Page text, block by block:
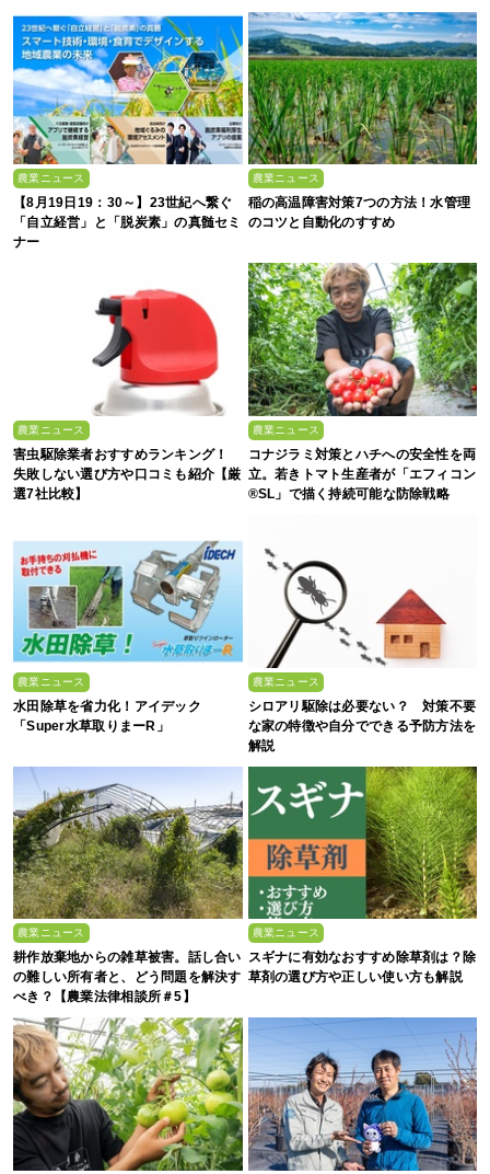
農業ニュース
【8月19日19：30～】23世紀へ繋ぐ
「自立経営」と「脱炭素」の真髄セミ
ナー
農業ニュース
稲の高温障害対策7つの方法！水管理
のコツと自動化のすすめ
農業ニュース
害虫駆除業者おすすめランキング！
失敗しない選び方や口コミも紹介【厳
選7社比較】
農業ニュース
コナジラミ対策とハチへの安全性を両
立。若きトマト生産者が「エフィコン
®SL」で描く持続可能な防除戦略
農業ニュース
水田除草を省力化！アイデック
「Super水草取りまーR」
農業ニュース
シロアリ駆除は必要ない？ 対策不要
な家の特徴や自分でできる予防方法を
解説
農業ニュース
耕作放棄地からの雑草被害。話し合い
の難しい所有者と、どう問題を解決す
べき？【農業法律相談所＃5】
農業ニュース
スギナに有効なおすすめ除草剤は？除
草剤の選び方や正しい使い方も解説